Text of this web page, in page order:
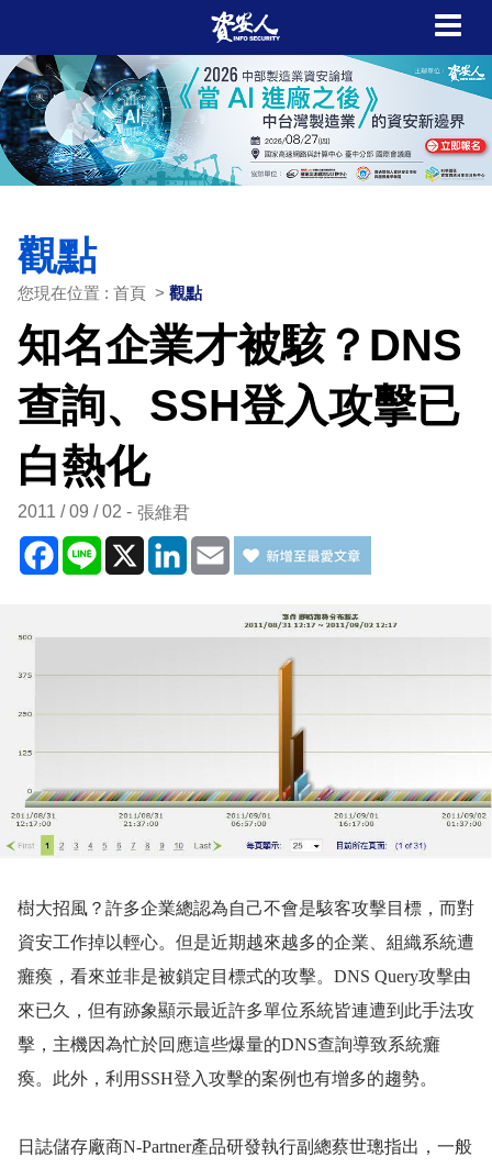
觀點
您現在位置 : 首頁 > 觀點
知名企業才被駭？DNS
查詢、SSH登入攻擊已
白熱化
2011 / 09 / 02 張維君
Facebook
Line X LinkedIn
Email
樹大招風？許多企業總認為自己不會是駭客攻擊目標，而對
資安工作掉以輕心。但是近期越來越多的企業、組織系統遭
癱瘓，看來並非是被鎖定目標式的攻擊。 DNS Query攻擊由
來已久，但有跡象顯示最近許多單位系統皆連遭到此手法攻
擊，主機因為忙於回應這些爆量的DNS查詢導致系統癱
瘓。此外，利用 SSH登入攻擊的案例也有增多的趨勢。
日誌儲存廠商N-Partner產品研發執行副總蔡世璁指出，一般